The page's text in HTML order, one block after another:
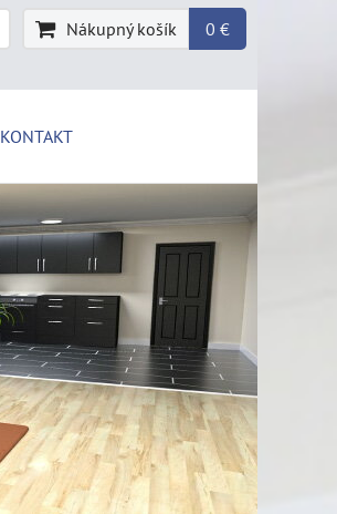
Nákupný košík 0 €
KONTAKT